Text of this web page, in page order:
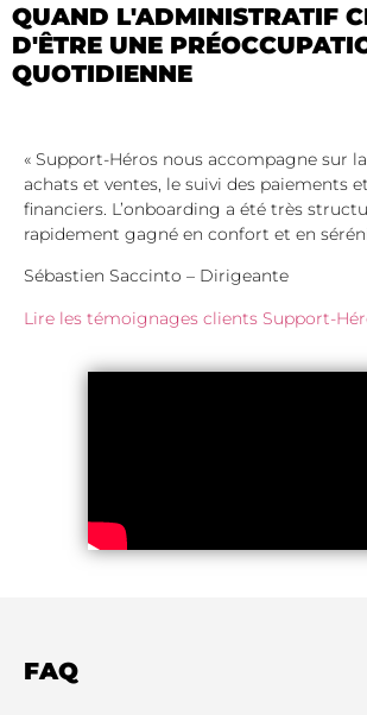
QUAND L'ADMINISTRATIF
D'ÊTRE UNE
QUOTIDIENNE
« Support-Héros nous accompagne sur
achats et ventes, le suivi des paiements
financiers. L’onboarding a été très
rapidement gagné en confort et en
Sébastien Saccinto – Dirigeante
Lire les témoignages clients Support-
FAQ